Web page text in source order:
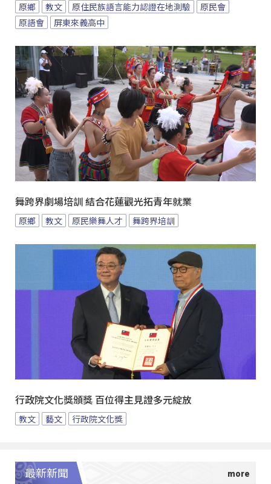
原鄉 教文 原住民族語言能力認證在地測驗
原民會
原語會
屏東來義高中
舞跨界劇場培訓 結合花蓮觀光拓青年就業
原鄉 教文 原民樂舞人才 舞跨界培訓
行政院文化獎頒獎 百位得主見證多元綻放
教文 藝文 行政院文化獎
最新新聞